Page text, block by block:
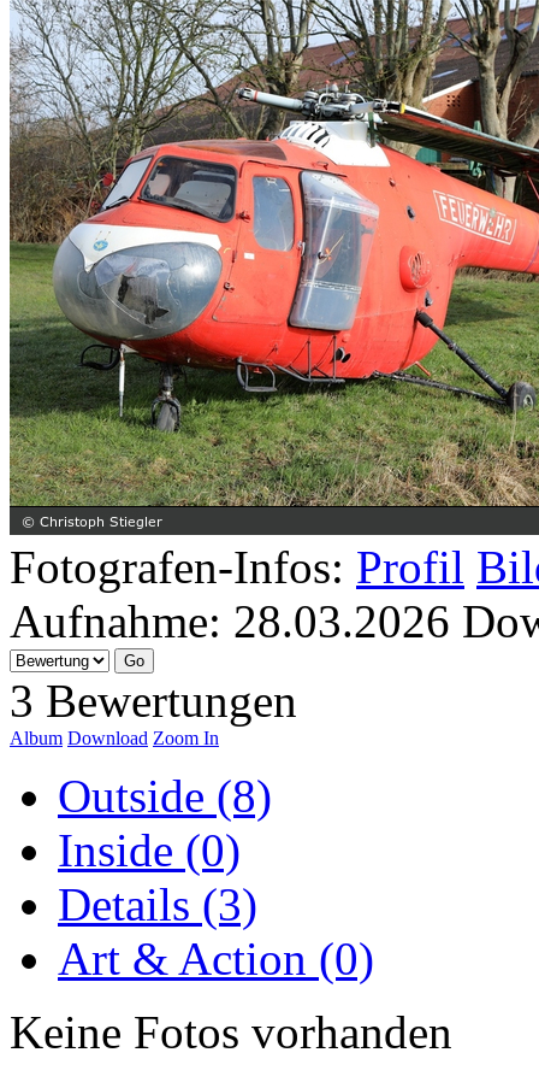
Fotografen-Infos: Profil
Aufnahme: 28.03.2026
3 Bewertungen
Album Download Zoom In
Outside (8)
Inside (0)
Details (3)
Art & Action (0)
Keine Fotos vorhanden